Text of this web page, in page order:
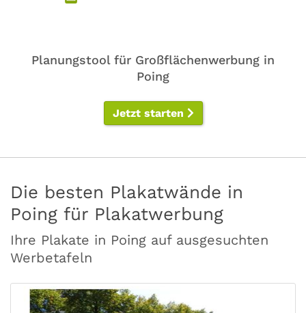
Planungstool für Großflächenwerbung in
Poing
Jetzt starten
Die besten Plakatwände in
Poing für Plakatwerbung
Ihre Plakate in Poing auf ausgesuchten
Werbetafeln